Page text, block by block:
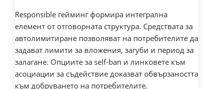
Responsible гейминг формира интегрална
елемент от отговорната структура. Средствата за
автолимитиране позволяват на потребителите да
задават лимити за вложения, загуби и период за
залагане. Опциите за self-ban и линковете към
асоциации за съдействие доказват обвързаността
към добруването на потребителите.